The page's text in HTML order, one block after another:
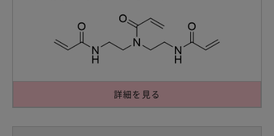
詳細を見る